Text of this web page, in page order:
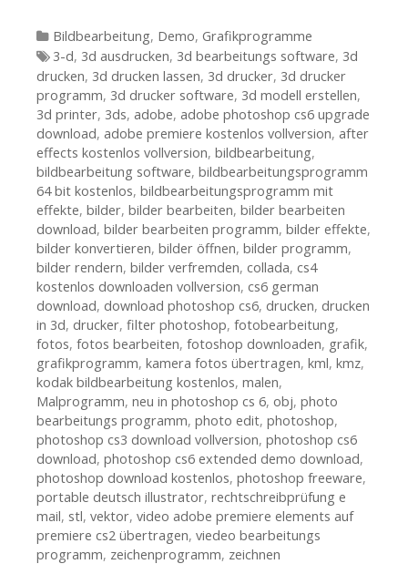
Kategorien
Bildbearbeitung, Demo, Grafikprogramme
Tags
3-d, 3d ausdrucken, 3d bearbeitungs software, 3d
drucken, 3d drucken lassen, 3d drucker, 3d drucker
programm, 3d drucker software, 3d modell erstellen,
3d printer, 3ds, adobe, adobe photoshop cs6 upgrade
download, adobe premiere kostenlos vollversion, after
effects kostenlos vollversion, bildbearbeitung,
bildbearbeitung software, bildbearbeitungsprogramm
64 bit kostenlos, bildbearbeitungsprogramm mit
effekte, bilder, bilder bearbeiten, bilder bearbeiten
download, bilder bearbeiten programm, bilder effekte,
bilder konvertieren, bilder öffnen, bilder programm,
bilder rendern, bilder verfremden, collada, cs4
kostenlos downloaden vollversion, cs6 german
download, download photoshop cs6, drucken, drucken
in 3d, drucker, filter photoshop, fotobearbeitung,
fotos, fotos bearbeiten, fotoshop downloaden, grafik,
grafikprogramm, kamera fotos übertragen, kml, kmz,
kodak bildbearbeitung kostenlos, malen,
Malprogramm, neu in photoshop cs 6, obj, photo
bearbeitungs programm, photo edit, photoshop,
photoshop cs3 download vollversion, photoshop cs6
download, photoshop cs6 extended demo download,
photoshop download kostenlos, photoshop freeware,
portable deutsch illustrator, rechtschreibprüfung e
mail, stl, vektor, video adobe premiere elements auf
premiere cs2 übertragen, viedeo bearbeitungs
programm, zeichenprogramm, zeichnen